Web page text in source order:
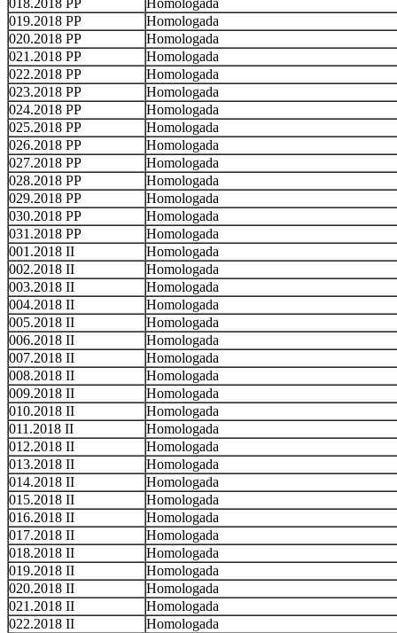
018.2018 PP
Homologada
019.2018 PP
Homologada
020.2018 PP
Homologada
021.2018 PP
Homologada
022.2018 PP
Homologada
023.2018 PP
Homologada
024.2018 PP
Homologada
025.2018 PP
Homologada
026.2018 PP
Homologada
027.2018 PP
Homologada
028.2018 PP
Homologada
029.2018 PP
Homologada
030.2018 PP
Homologada
031.2018 PP
Homologada
001.2018 II
Homologada
002.2018 II
Homologada
003.2018 II
Homologada
004.2018 II
Homologada
005.2018 II
Homologada
006.2018 II
Homologada
007.2018 II
Homologada
008.2018 II
Homologada
009.2018 II
Homologada
010.2018 II
Homologada
011.2018 II
Homologada
012.2018 II
Homologada
013.2018 II
Homologada
014.2018 II
Homologada
015.2018 II
Homologada
016.2018 II
Homologada
017.2018 II
Homologada
018.2018 II
Homologada
019.2018 II
Homologada
020.2018 II
Homologada
021.2018 II
Homologada
022.2018 II
Homologada